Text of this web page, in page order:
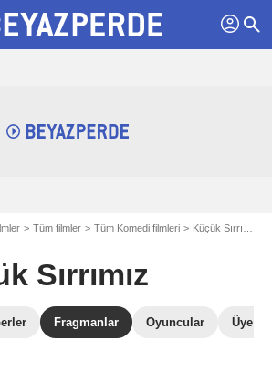
profil search
Tüm filmler Tüm Komedi filmleri Küçük Sırrımız
Sırrımız
Fragmanlar Oyuncular Üye